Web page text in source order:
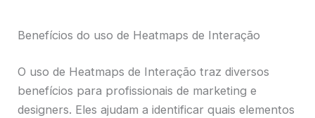
Benefícios do uso de Heatmaps de Interação
O uso de Heatmaps de Interação traz diversos
benefícios para profissionais de marketing e
designers. Eles ajudam a identificar quais elementos